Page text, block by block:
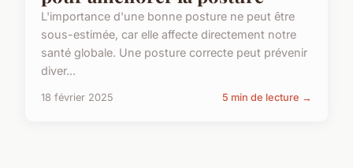
L'importance d'une bonne posture ne peut être
sous-estimée, car elle affecte directement notre
santé globale. Une posture correcte peut prévenir
diver...
18 février 2025 5 min de lecture →